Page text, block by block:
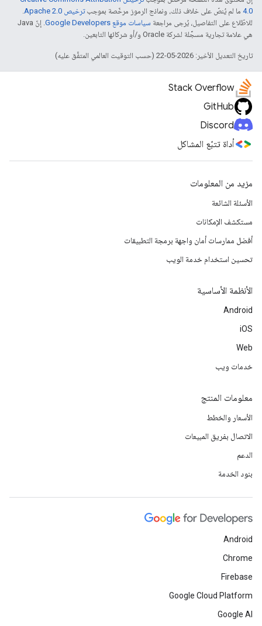
4.0‏ ما لم يُنصّ على خلاف ذلك، ونماذج الرموز مرخّصة بموجبترخيص Apache 2.0‏
.
للاطّلاع على التفاصيل، يُرجى مراجعة سياسات موقع Google Developers‏
. إنّ Java
هي علامة تجارية مسجَّلة لشركة Oracle و/أو شركائها التابعين.
تاريخ التعديل الأخير: 2026-05-22 (حسب التوقيت العالمي المتفَّق عليه)
Stack Overflow
GitHub
Discord
أداة تتبّع المشاكل
مزيد من المعلومات
الأسئلة الشائعة
مستكشف الإمكانات
أفضل ممارسات أمان واجهة برمجة التطبيقات
تحسين استخدام خدمة الويب
الأنظمة الأساسية
Android
iOS
Web
خدمات ويب
معلومات المنتج
الأسعار والخطط
الاتصال بفريق المبيعات
الدعم
بنود الخدمة
Android
Chrome
Firebase
Google Cloud Platform
Google AI